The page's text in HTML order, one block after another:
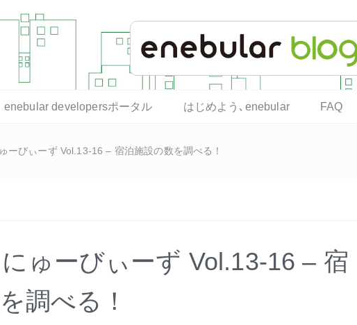
ログ
enebular developersポータル はじめよう､enebular FAQ
ーびぃーず Vol.13-16 – 宿泊施設の数を調べる！
ゅーびぃーず Vol.13-16 – 宿
調べる！